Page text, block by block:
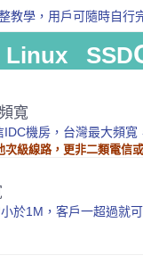
教學，用戶可隨時自行
Linux SSD
寬
IDC機房，台灣最大頻寬
次級線路，更非二類電信
於1M，客戶一超過就